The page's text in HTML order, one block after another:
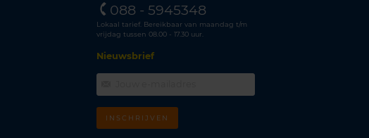
088 - 5945348
Lokaal tarief. Bereikbaar van maandag t/m
vrijdag tussen 08.00 - 17.30 uur.
Nieuwsbrief
INSCHRIJVEN